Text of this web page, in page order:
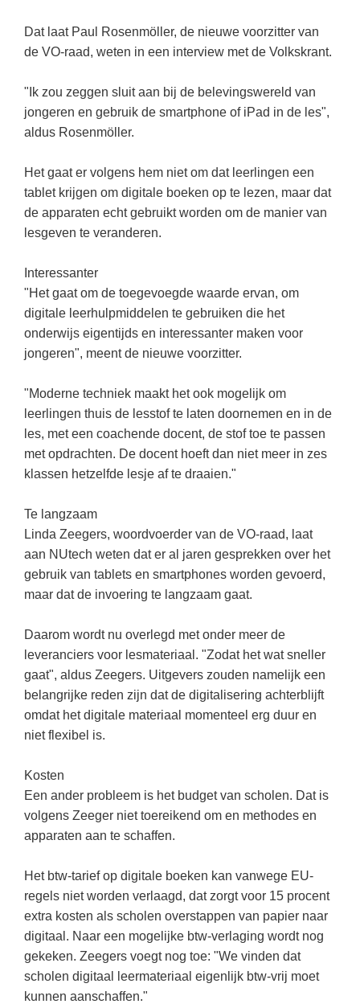
Cito toets
iPad scholen
NIEUWSARCHIEF
Augustus 2026
Juli 2026
Juni 2026
April 2026
Lespakket ‘Circulaire Economie - van
verpakking tot nieuwe grondstof’
Cursus Leer het heelal begrijpen
Van verdunningscalculator tot
practicumvoorbereiding: gratis online
TOA's
DGM in de klas
Frans (22)
Engels(18)
(17)
Open vacature(16)
Lichamelijke opvoeding(13)
Biologie(12)
VACATURES PER PLAATS
Rotterdam(42)
Den Haag(34)
Utrecht(26)
Dordrecht(21)
Eindhoven(13)
Lelystad
PUZZELS
Kruiswoordpuzzels
LEUK IN DE KLAS
Rebussen
Biologie
Burgerschap
Ckv
Duits
Engels
Filosofie
Frans
Geschiedenis
Handelswetenschappen
Informatica
Letterkunde
Levensbeschouwing
Maatschappijleer
Natuurkunde
Nederlands
Rekenen / Wiskunde
Sociale vaardigheden
Spaans
Studievaardigheden
Techniek
Verkeer
Verzorging
Budgetteren
De boerderij
Duurzaamheid
Eerste wereldoorlog
Leren met klassieke muziek
Lasermachine voor het onderwijs
Lasergraaf
Onderwijs opleidingen
Ontdek Memo voor de onderbouw zelf!
Maak uw leerlingen mediawijs!
Rekentuin: altijd en overal rekenen oefenen
Taalzee: adaptief oefenen en toetsen
Theater als middel voor het aanleren van
sociale vaardigheden
Lesmateriaal gebaseerd op
(hersen)onderzoek
Meesterbaan onderwijsvacatures
LEERMETHODEN
Biologie
Frans
Geschiedenis
Media
Sociale vaardigheden
Studievaardigheden
Taalvaardigheden
Beeldende Vorming
Biologie
Geld VO
Geschiedenis
Maatschappijleer
Orientatie
Rekenen
Dat laat Paul Rosenmöller, de nieuwe voorzitter van
de VO-raad, weten in een interview met de Volkskrant.
"Ik zou zeggen sluit aan bij de belevingswereld van
jongeren en gebruik de smartphone of iPad in de les",
aldus Rosenmöller.
Het gaat er volgens hem niet om dat leerlingen een
tablet krijgen om digitale boeken op te lezen, maar dat
de apparaten echt gebruikt worden om de manier van
lesgeven te veranderen.
Interessanter
"Het gaat om de toegevoegde waarde ervan, om
digitale leerhulpmiddelen te gebruiken die het
onderwijs eigentijds en interessanter maken voor
jongeren", meent de nieuwe voorzitter.
"Moderne techniek maakt het ook mogelijk om
leerlingen thuis de lesstof te laten doornemen en in de
les, met een coachende docent, de stof toe te passen
met opdrachten. De docent hoeft dan niet meer in zes
klassen hetzelfde lesje af te draaien."
Te langzaam
Linda Zeegers, woordvoerder van de VO-raad, laat
aan NUtech weten dat er al jaren gesprekken over het
gebruik van tablets en smartphones worden gevoerd,
maar dat de invoering te langzaam gaat.
Daarom wordt nu overlegd met onder meer de
leveranciers voor lesmateriaal. "Zodat het wat sneller
gaat", aldus Zeegers. Uitgevers zouden namelijk een
belangrijke reden zijn dat de digitalisering achterblijft
omdat het digitale materiaal momenteel erg duur en
niet flexibel is.
Kosten
Een ander probleem is het budget van scholen. Dat is
volgens Zeeger niet toereikend om en methodes en
apparaten aan te schaffen.
Het btw-tarief op digitale boeken kan vanwege EU-
regels niet worden verlaagd, dat zorgt voor 15 procent
extra kosten als scholen overstappen van papier naar
digitaal. Naar een mogelijke btw-verlaging wordt nog
gekeken. Zeegers voegt nog toe: "We vinden dat
scholen digitaal leermateriaal eigenlijk btw-vrij moet
kunnen aanschaffen."